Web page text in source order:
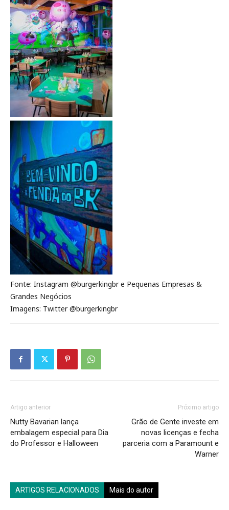
Fonte: Instagram @burgerkingbr e Pequenas Empresas &
Grandes Negócios
Imagens: Twitter@burgerkingbr
Artigo anterior
Nutty Bavarian lança
embalagem especial para Dia
do Professor e Halloween
Próximo artigo
Grão de Gente investe em
novas licenças e fecha
parceria com a Paramount e
Warner
ARTIGOS RELACIONADOS Mais do autor